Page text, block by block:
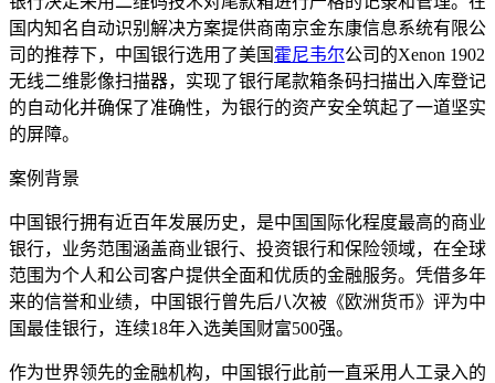
国内知名自动识别解决方案提供商南京金东康信息系统有限公
司的推荐下，中国银行选用了美国 霍尼韦尔公司的Xenon 1902
无线二维影像扫描器，实现了银行尾款箱条码扫描出入库登记
的自动化并确保了准确性，为银行的资产安全筑起了一道坚实
的屏障。
案例背景
中国银行拥有近百年发展历史，是中国国际化程度最高的商业
银行，业务范围涵盖商业银行、投资银行和保险领域，在全球
范围为个人和公司客户提供全面和优质的金融服务。凭借多年
来的信誉和业绩，中国银行曾先后八次被《欧洲货币》评为中
国最佳银行，连续18年入选美国财富500强。
作为世界领先的金融机构，中国银行此前一直采用人工录入的